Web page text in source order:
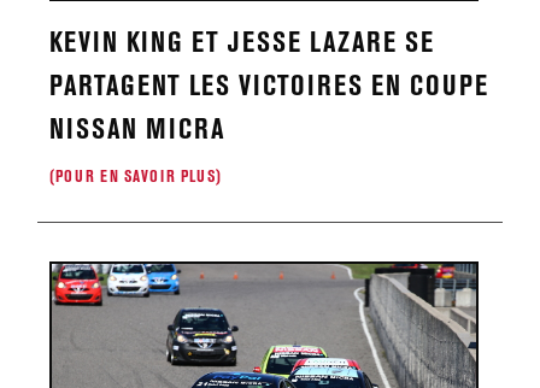
KEVIN KING ET JESSE LAZARE SE
PARTAGENT LES VICTOIRES EN COUPE
NISSAN MICRA
(POUR EN SAVOIR PLUS)